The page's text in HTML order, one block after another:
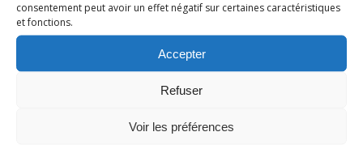
consentement peut avoir un effet négatif sur certaines caractéristiques
et fonctions.
Accepter
Refuser
Voir les préférences